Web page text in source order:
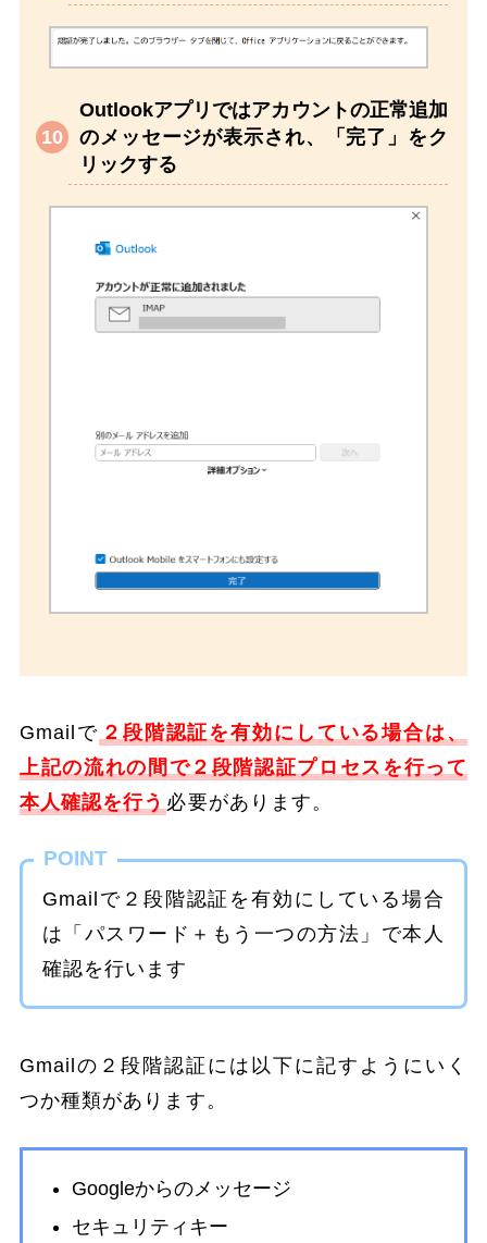
Outlookアプリではアカウントの正常追加
のメッセージが表示され、「完了」をク
リックする
Gmailで ２段階認証を有効にしている場合は、
上記の流れの間で２段階認証プロセスを行って
本人確認を行う 必要があります。
POINT
Gmailで２段階認証を有効にしている場合
は「パスワード＋もう一つの方法」で本人
確認を行います
Gmailの２段階認証には以下に記すようにいく
つか種類があります。
Googleからのメッセージ
セキュリティキー